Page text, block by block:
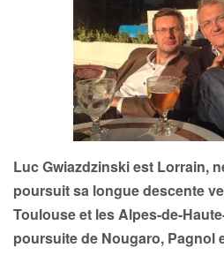
Luc Gwiazdzinskiest Lorrain,
poursuit sa longue descente
Toulouse et les Alpes-de-
poursuite de Nougaro, Pagnol